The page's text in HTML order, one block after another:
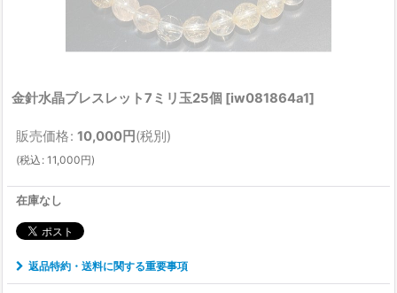
金針水晶ブレスレット7ミリ玉25個 [iw081864a1]
販売価格: 10,000円 (税別)
(税込 : 11,000円)
在庫なし
返品特約・送料に関する重要事項